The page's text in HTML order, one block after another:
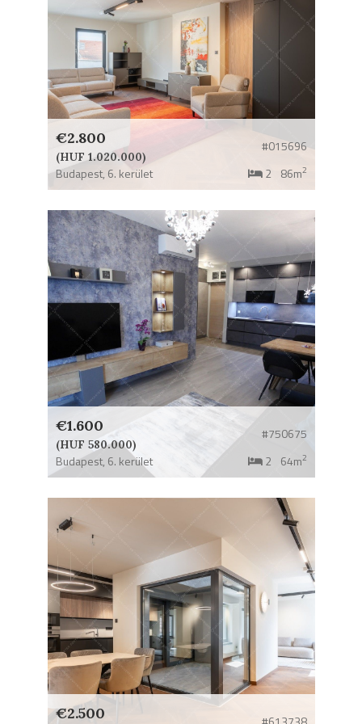
€2.800
(HUF 1.020.000)
#015696
Budapest, 6. kerület 2 86m2
€1.600
(HUF 580.000)
#750675
Budapest, 6. kerület 2 64m2
€2.500